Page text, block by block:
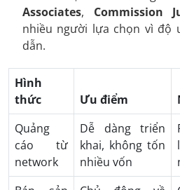
Associates, Commission
nhiều người lựa chọn vì độ
dẫn.
Hình
thức
Ưu điểm
Quảng
cáo từ
network
Dễ dàng triển
khai, không tốn
nhiều vốn